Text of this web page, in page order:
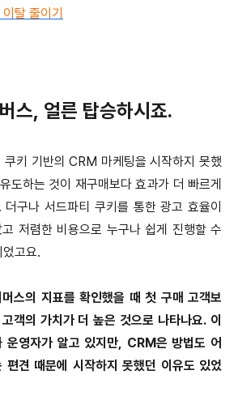
탈 줄이기
스, 얼른 탑승하시죠.
쿠키 기반의 CRM 마케팅을 시작하지 못했
도하는 것이 재구매보다 효과가 더 빠르게
더구나 서드파티 쿠키를 통한 광고 효율이
저렴한 비용으로 누구나 쉽게 진행할 수
고요.
머스의 지표를 확인했을 때 첫 구매 고객보
객의 가치가 더 높은 것으로 나타나요. 이
운영자가 알고 있지만, CRM은 방법도 어
편견 때문에 시작하지 못했던 이유도 있었